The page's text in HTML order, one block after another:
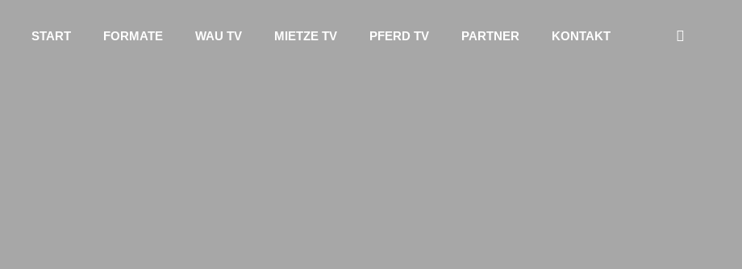
START FORMATE WAU TV MIETZE TV PFERD TV PARTNER KONTAKT